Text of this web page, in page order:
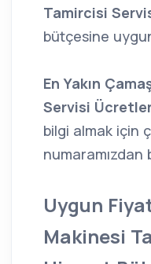
Tamircisi
bütçesine
En Yakın
Servisi
bilgi almak için
Uygun
Makinesi